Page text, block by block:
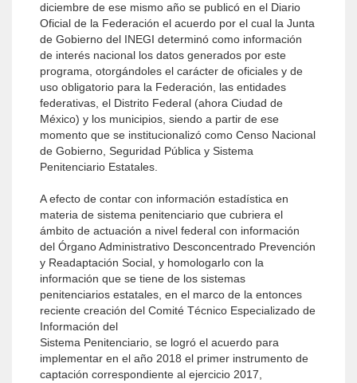
diciembre de ese mismo año se publicó en el Diario
Oficial de la Federación el acuerdo por el cual la Junta
de Gobierno del INEGI determinó como información
de interés nacional los datos generados por este
programa, otorgándoles el carácter de oficiales y de
uso obligatorio para la Federación, las entidades
federativas, el Distrito Federal (ahora Ciudad de
México) y los municipios, siendo a partir de ese
momento que se institucionalizó como Censo Nacional
de Gobierno, Seguridad Pública y Sistema
Penitenciario Estatales.
A efecto de contar con información estadística en
materia de sistema penitenciario que cubriera el
ámbito de actuación a nivel federal con información
del Órgano Administrativo Desconcentrado Prevención
y Readaptación Social, y homologarlo con la
información que se tiene de los sistemas
penitenciarios estatales, en el marco de la entonces
reciente creación del Comité Técnico Especializado de
Información del
Sistema Penitenciario, se logró el acuerdo para
implementar en el año 2018 el primer instrumento de
captación correspondiente al ejercicio 2017,